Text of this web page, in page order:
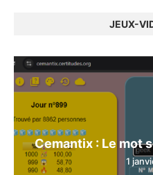
JEUX-
Cemantix : Le mot
1